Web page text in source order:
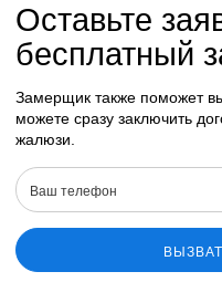
Оставьте
бесплатный
Замерщик также поможет
можете сразу заключить
жалюзи.